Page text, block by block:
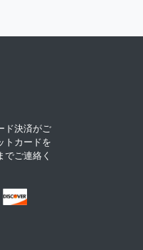
ド決済がご
トカードを
でご連絡く